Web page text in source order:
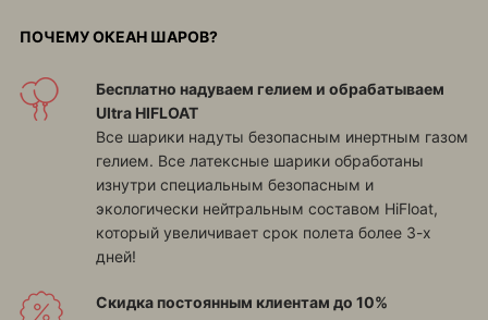
ПОЧЕМУ ОКЕАН ШАРОВ?
Бесплатно надуваем гелием и обрабатываем
Ultra HIFLOAT
Все шарики надуты безопасным инертным газом
гелием. Все латексные шарики обработаны
изнутри специальным безопасным и
экологически нейтральным составом HiFloat,
который увеличивает срок полета более 3-х
дней!
Скидка постоянным клиентам до 10%